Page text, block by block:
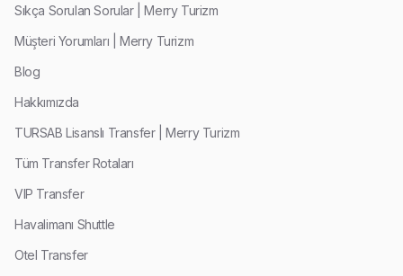
Sıkça Sorulan Sorular | Merry Turizm
Müşteri Yorumları | Merry Turizm
Blog
Hakkımızda
TURSAB Lisanslı Transfer | Merry Turizm
Tüm Transfer Rotaları
VIP Transfer
Havalimanı Shuttle
Otel Transfer